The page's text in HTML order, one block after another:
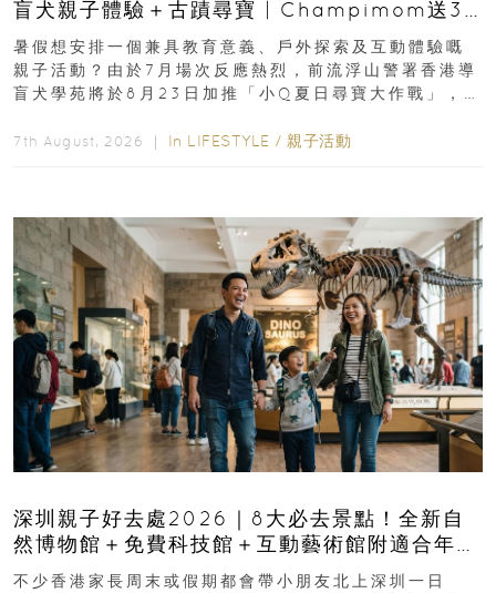
盲犬親子體驗＋古蹟尋寶 | Champimom送3
組免費名額
暑假想安排一個兼具教育意義、戶外探索及互動體驗嘅
親子活動？由於7月場次反應熱烈，前流浮山警署香港導
盲犬學苑將於8月23日加推「小Q夏日尋寶大作戰」，家
7th August, 2026 ｜ In LIFESTYLE / 親子活動
深圳親子好去處2026｜8大必去景點！全新自
然博物館＋免費科技館＋互動藝術館附適合年
齡、交通、門票、開放時間
不少香港家長周末或假期都會帶小朋友北上深圳一日